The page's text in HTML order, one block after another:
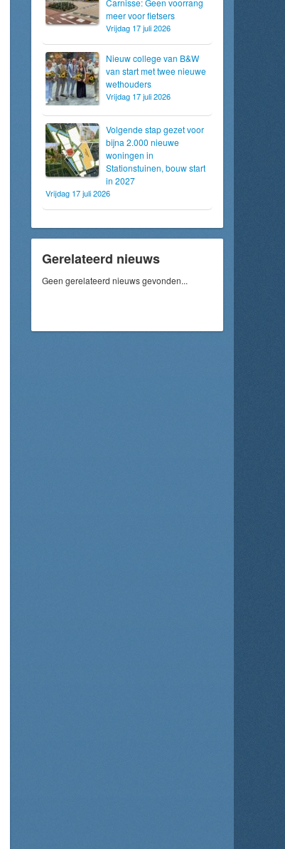
Carnisse: Geen voorrang
meer voor fietsers
Vrijdag 17 juli 2026
Nieuw college van B&W
van start met twee nieuwe
wethouders
Vrijdag 17 juli 2026
Volgende stap gezet voor
bijna 2.000 nieuwe
woningen in
Stationstuinen, bouw start
in 2027
Vrijdag 17 juli 2026
Gerelateerd nieuws
Geen gerelateerd nieuws gevonden...